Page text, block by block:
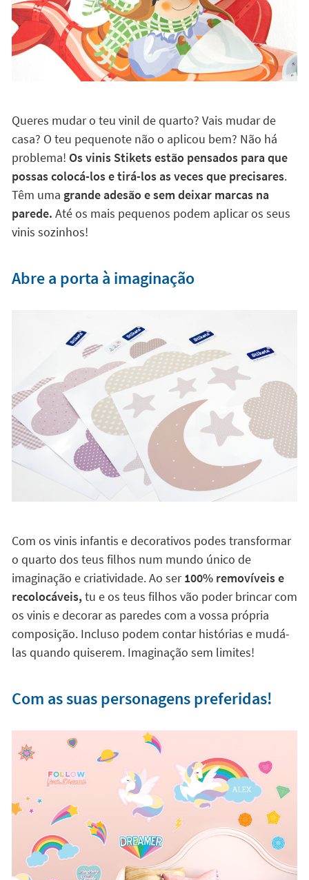
Queres mudar o teu vinil de quarto? Vais mudar de
casa? O teu pequenote não o aplicou bem? Não há
problema! Os vinis Stikets estão pensados para que
possas colocá-los e tirá-los as veces que precisares.
Têm uma grande adesão e sem deixar marcas na
parede. Até os mais pequenos podem aplicar os seus
vinis sozinhos!
Abre a porta à imaginação
Com os vinis infantis e decorativos podes transformar
o quarto dos teus filhos num mundo único de
imaginação e criatividade. Ao ser100% removíveis e
recolocáveis, tu e os teus filhos vão poder brincar com
os vinis e decorar as paredes com a vossa própria
composição. Incluso podem contar histórias e mudá-
las quando quiserem. Imaginação sem limites!
Com as suas personagens preferidas!